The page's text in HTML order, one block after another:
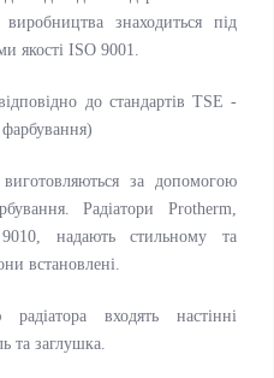
знаходиться під
якості ISO 9001.
до стандартів TSE -
за допомогою
Радіатори Protherm,
надають стильному та
встановлені.
входять настінні
та заглушка.